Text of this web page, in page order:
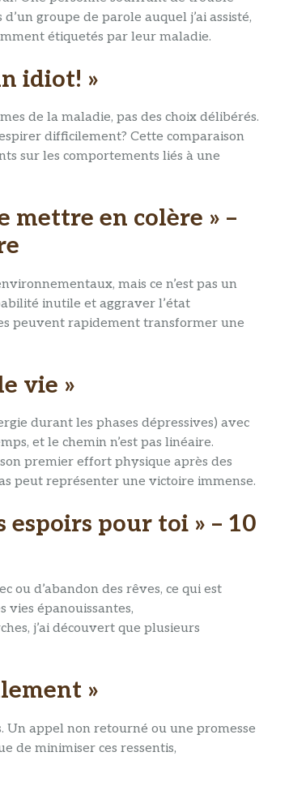
groupe de parole auquel j’ai assisté,
étiquetés par leur maladie.
idiot! »
de la maladie, pas des choix délibérés.
difficilement? Cette comparaison
sur les comportements liés à une
mettre en colère » –
mais ce n’est pas un
inutile et aggraver l’état
peuvent rapidement transformer une
vie »
durant les phases dépressives) avec
et le chemin n’est pas linéaire.
premier effort physique après des
peut représenter une victoire immense.
espoirs pour toi » – 10
ou d’abandon des rêves, ce qui est
vies épanouissantes,
j’ai découvert que plusieurs
»
Un appel non retourné ou une promesse
de minimiser ces ressentis,